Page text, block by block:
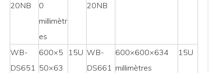
20NB
0
millimètr
es
20NB
WB-
DS651
600×5
50×63
15U WB-
DS661
600×600×634
millimètres
15U